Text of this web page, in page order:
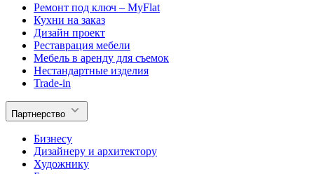
Ремонт под ключ – MyFlat
Кухни на заказ
Дизайн проект
Реставрация мебели
Мебель в аренду для съемок
Нестандартные изделия
Trade-in
Партнерство
Бизнесу
Дизайнеру и архитектору
Художнику